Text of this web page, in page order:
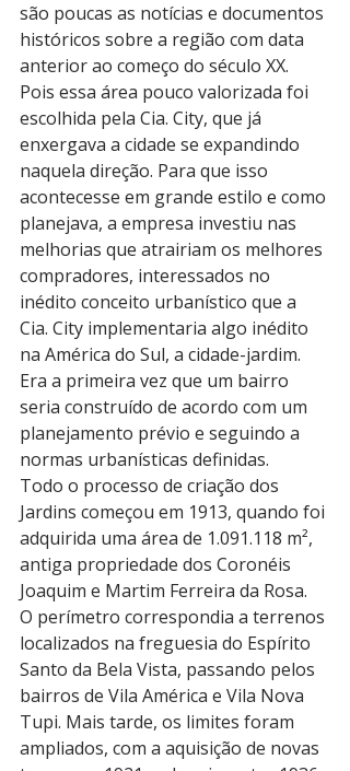
são poucas as notícias e documentos
históricos sobre a região com data
anterior ao começo do século XX.
Pois essa área pouco valorizada foi
escolhida pela Cia. City, que já
enxergava a cidade se expandindo
naquela direção. Para que isso
acontecesse em grande estilo e como
planejava, a empresa investiu nas
melhorias que atrairiam os melhores
compradores, interessados no
inédito conceito urbanístico que a
Cia. City implementaria algo inédito
na América do Sul, a cidade-jardim.
Era a primeira vez que um bairro
seria construído de acordo com um
planejamento prévio e seguindo a
normas urbanísticas definidas.
Todo o processo de criação dos
Jardins começou em 1913, quando foi
adquirida uma área de 1.091.118 m²,
antiga propriedade dos Coronéis
Joaquim e Martim Ferreira da Rosa.
O perímetro correspondia a terrenos
localizados na freguesia do Espírito
Santo da Bela Vista, passando pelos
bairros de Vila América e Vila Nova
Tupi. Mais tarde, os limites foram
ampliados, com a aquisição de novas